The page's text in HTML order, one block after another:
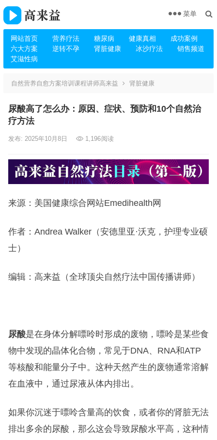
网站首页 营养疗法 糖尿病 健康真相
成功案例
六大方案
逆转不孕 肾脏健康 冰沙疗法
销售频道
艾滋性病
菜单
自然营养自愈方案培训课程讲师高来益 肾脏健康
尿酸高了怎么办：原因、症状、预防和10个自然治
疗方法
发布: 2025年10月8日 1,196阅读
来源：美国健康综合网站Emedihealth网
作者：Andrea Walker（安德里亚·沃克，护理专业硕
士）
编辑：高来益（全球顶尖自然疗法中国传播讲师）
尿酸是在身体分解嘌呤时形成的废物，嘌呤是某些食
物中发现的晶体化合物，常见于DNA、RNA和ATP
等核酸和能量分子中。这种天然产生的废物通常溶解
在血液中，通过尿液从体内排出。
如果你沉迷于嘌呤含量高的饮食，或者你的肾脏无法
排出多余的尿酸，那么这会导致尿酸水平高，这种情